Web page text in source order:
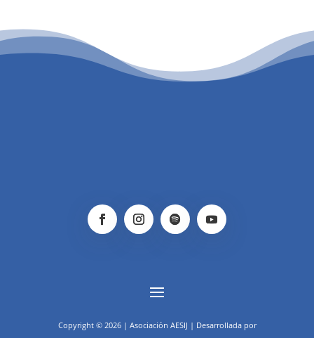
Copyright © 2026 | Asociación AESIJ | Desarrollada por